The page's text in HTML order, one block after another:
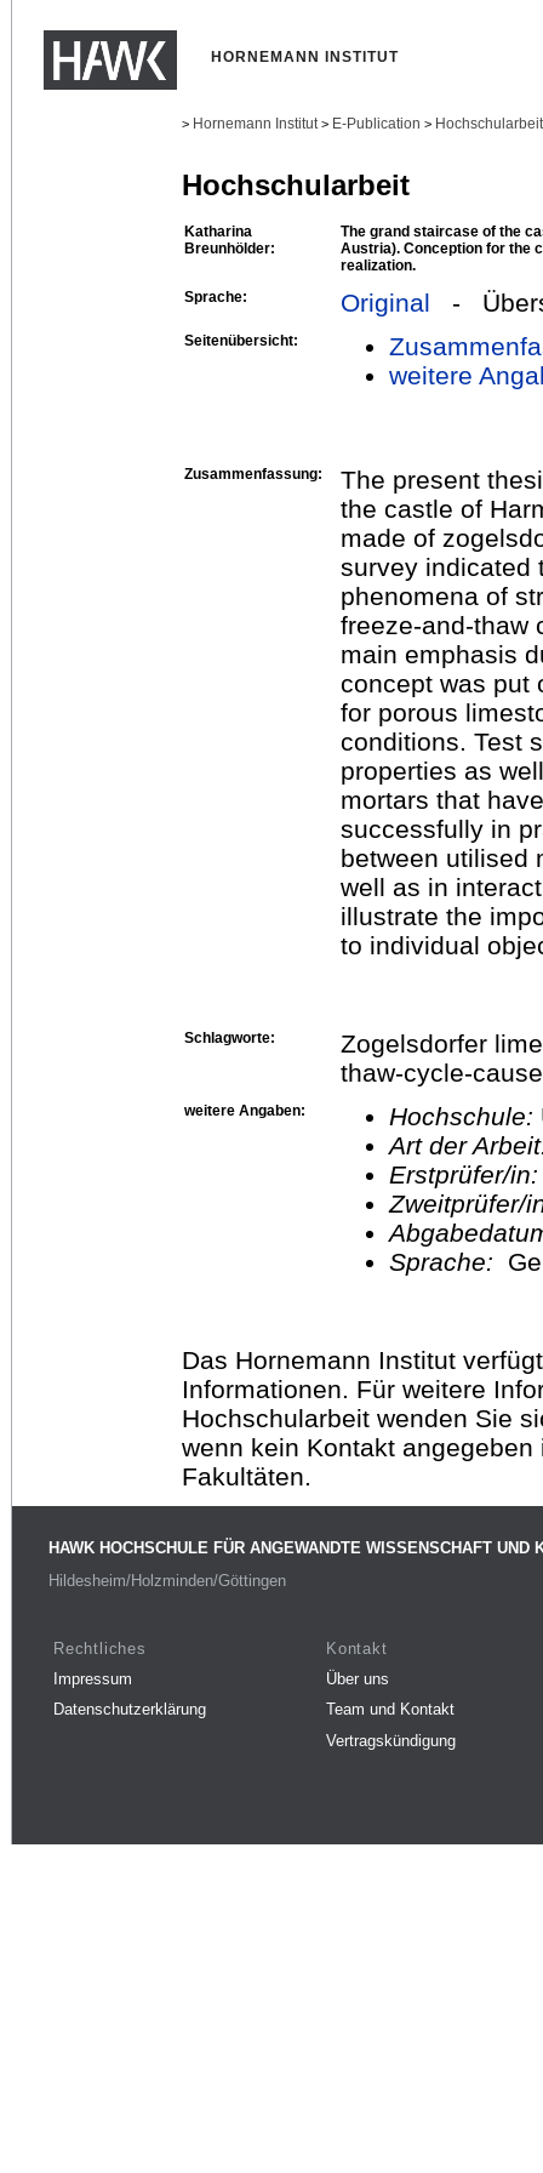
HORNEMANN INSTITUT
> Hornemann Institut > E-Publication >
Hochschularbeit
Katharina
Breunhölder:
The grand staircase of the
Austria). Conception for the
realization.
Sprache:
Original -
Seitenübersicht:
weitere
Zusammenfassung:
The present
the castle of
made of
survey indicated
phenomena of
freeze-and-thaw
main emphasis
concept was put
for porous
conditions. Test
properties as
mortars that
successfully in
between utilised
well as in
illustrate the
to individual
Schlagworte:
Zogelsdorfer
thaw-cycle-
weitere Angaben: Hochschule:
Art der
Erstprüfer/
Sprache:
Das Hornemann Institut
Informationen. Für weitere
Hochschularbeit wenden Sie
wenn kein Kontakt
Fakultäten.
HAWK HOCHSCHULE FÜR ANGEWANDTE WISSENSCHAFT UND
Hildesheim/Holzminden/Göttingen
Rechtliches
Impressum
Datenschutzerklärung
Kontakt
Über uns
Team und Kontakt
Vertragskündigung